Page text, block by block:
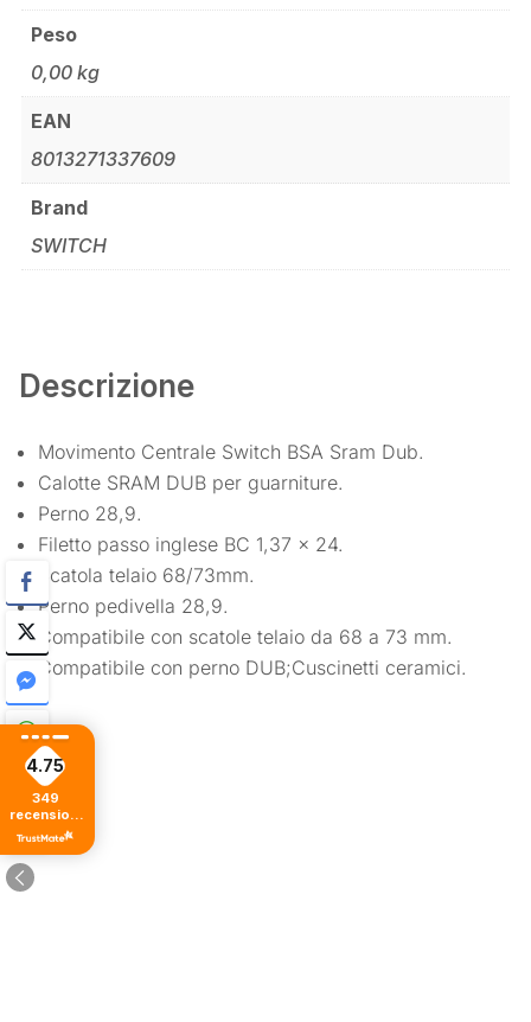
Peso
0,00 kg
EAN
8013271337609
Brand
SWITCH
Descrizione
Movimento Centrale Switch BSA Sram Dub.
Calotte SRAM DUB per guarniture.
Perno 28,9.
Filetto passo inglese BC 1,37 x 24.
Scatola telaio 68/73mm.
Perno pedivella 28,9.
Compatibile con scatole telaio da 68 a 73 mm.
Compatibile con perno DUB;Cuscinetti ceramici.
4.75
349
recensioni
di tutti i